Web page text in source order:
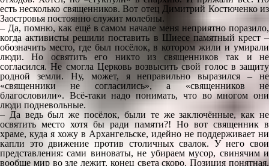
есть несколько священников. Вот отец Димитрий Костюченко из
Заостровья постоянно служит молебны.
– Да, помню, как ещё в самом начале меня неприятно поразило,
когда активисты решили поставить в Шиесе памятный крест –
обозначить место, где был посёлок, в котором жили и умирали
люди. Но освятить его никто из священников так и не
согласился. Не смогла Церковь возвысить свой голос в защиту
родной земли. Ну, может, я неправильно выразился – не
«священники не согласились», а «священников не
благословили». Всё-таки надо понимать, что во многом они
люди подневольные.
– Да ведь был же посёлок, были те же заключённые, как не
освятить место хотя бы ради памяти?! Но вот священник в
храме, куда я хожу в Архангельске, идейно не поддерживает ни
капли это движение против столичных свалок. У него свои
представления: сами виноваты, не убираем мусор, свинячим и
вообще мир во зле лежит, конец света скоро. Позиция понятная.